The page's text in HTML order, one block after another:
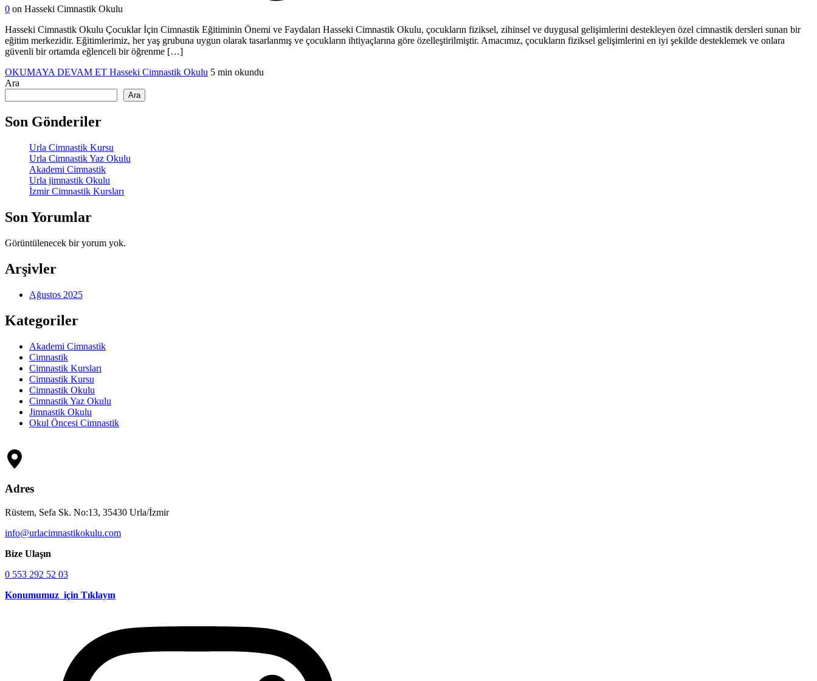
0 on Hasseki Cimnastik Okulu
Hasseki Cimnastik Okulu Çocuklar İçin Cimnastik Eğitiminin Önemi ve Faydaları Hasseki Cimnastik Okulu, çocukların fiziksel, zihinsel ve duygusal gelişimlerini destekleyen özel cimnastik dersleri sunan bir
eğitim merkezidir. Eğitimlerimiz, her yaş grubuna uygun olarak tasarlanmış ve çocukların ihtiyaçlarına göre özelleştirilmiştir. Amacımız, çocukların fiziksel gelişimlerini en iyi şekilde desteklemek ve onlara
güvenli bir ortamda eğlenceli bir öğrenme […]
OKUMAYA DEVAM ET Hasseki Cimnastik Okulu 5 min okundu
Ara
Ara
Son Gönderiler
Urla Cimnastik Kursu
Urla Cimnastik Yaz Okulu
Akademi Cimnastik
Urla jimnastik Okulu
İzmir Cimnastik Kursları
Son Yorumlar
Görüntülenecek bir yorum yok.
Arşivler
Ağustos 2025
Kategoriler
Akademi Cimnastik
Cimnastik
Cimnastik Kursları
Cimnastik Kursu
Cimnastik Okulu
Cimnastik Yaz Okulu
Jimnastik Okulu
Okul Öncesi Cimnastik
Adres
Rüstem, Sefa Sk. No:13, 35430 Urla/İzmir
info@urlacimnastikokulu.com
Bize Ulaşın
0 553 292 52 03
Konumumuz için Tıklayın